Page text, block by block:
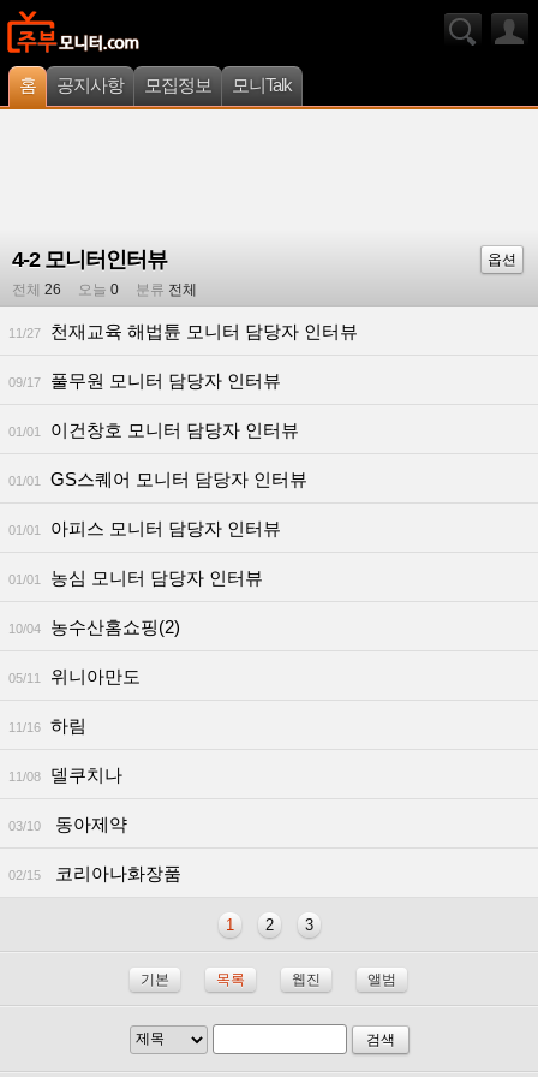
홈 공지사항 모집정보 모니Talk
4-2 모니터인터뷰
옵션
전체 26 오늘 0 분류 전체
11/27 천재교육 해법튠 모니터 담당자 인터뷰
09/17 풀무원 모니터 담당자 인터뷰
01/01 이건창호 모니터 담당자 인터뷰
01/01 GS스퀘어 모니터 담당자 인터뷰
01/01 아피스 모니터 담당자 인터뷰
01/01 농심 모니터 담당자 인터뷰
10/04 농수산홈쇼핑(2)
05/11 위니아만도
11/16 하림
11/08 델쿠치나
03/10 동아제약
02/15 코리아나화장품
1 2 3
기본 목록 웹진 앨범
검색